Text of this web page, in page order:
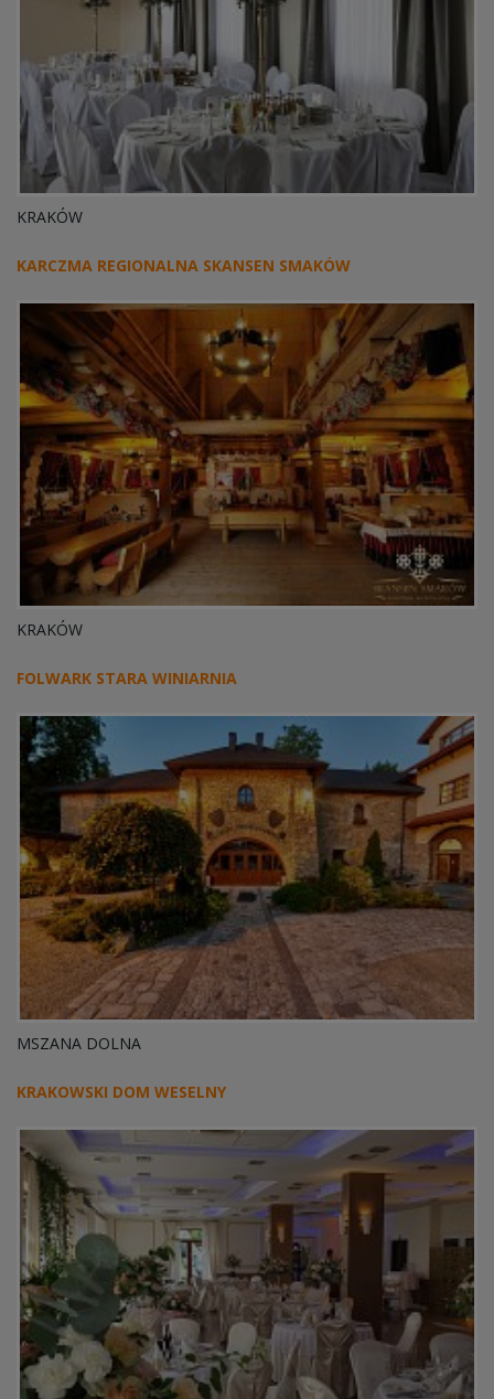
KRAKÓW
KARCZMA REGIONALNA SKANSEN SMAKÓW
KRAKÓW
FOLWARK STARA WINIARNIA
MSZANA DOLNA
KRAKOWSKI DOM WESELNY